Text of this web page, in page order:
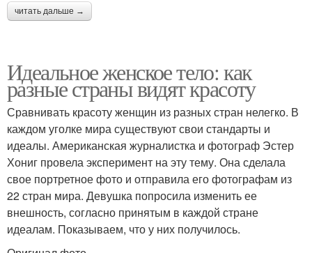
читать дальше →
Идеальное женское тело: как
разные страны видят красоту
Сравнивать красоту женщин из разных стран нелегко. В
каждом уголке мира существуют свои стандарты и
идеалы. Американская журналистка и фотограф Эстер
Хониг провела эксперимент на эту тему. Она сделала
свое портретное фото и отправила его фотографам из
22 стран мира. Девушка попросила изменить ее
внешность, согласно принятым в каждой стране
идеалам. Показываем, что у них получилось.